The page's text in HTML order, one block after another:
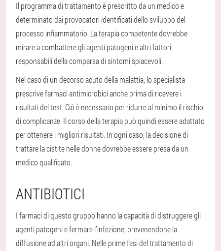
Il programma di trattamento è prescritto da un medico e
determinato dai provocatori identificati dello sviluppo del
processo infiammatorio. La terapia competente dovrebbe
mirare a combattere gli agenti patogeni e altri fattori
responsabili della comparsa di sintomi spiacevoli.
Nel caso di un decorso acuto della malattia, lo specialista
prescrive farmaci antimicrobici anche prima di ricevere i
risultati del test. Ciò è necessario per ridurre al minimo il rischio
di complicanze. Il corso della terapia può quindi essere adattato
per ottenere i migliori risultati. In ogni caso, la decisione di
trattare la cistite nelle donne dovrebbe essere presa da un
medico qualificato.
ANTIBIOTICI
I farmaci di questo gruppo hanno la capacità di distruggere gli
agenti patogeni e fermare l’infezione, prevenendone la
diffusione ad altri organi. Nelle prime fasi del trattamento di